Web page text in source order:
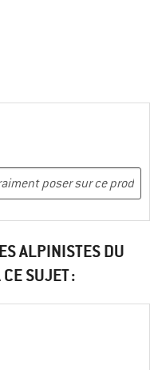
ALPINISTES DU
SUJET :